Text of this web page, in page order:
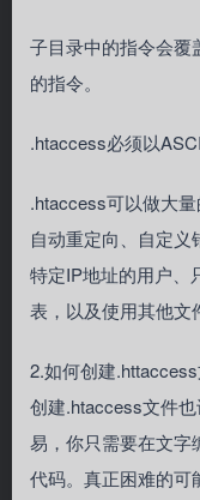
子目录中的指令会覆
的指令。
.htaccess必须以
.htaccess可以做大
自动重定向、自定
特定IP地址的用户、
表，以及使用其他文
2.如何创建
创建.htaccess文件
易，你只需要在文字
代码。真正困难的可